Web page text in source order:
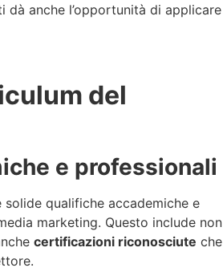
dà anche l’opportunità di applicare
del
e professionali
qualifiche accademiche e
marketing. Questo include non
certificazioni riconosciute che